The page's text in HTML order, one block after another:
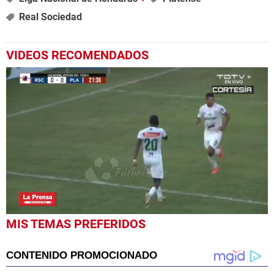
Real Sociedad
VIDEOS RECOMENDADOS
0
seconds
minute,
19
MIS TEMAS PREFERIDOS